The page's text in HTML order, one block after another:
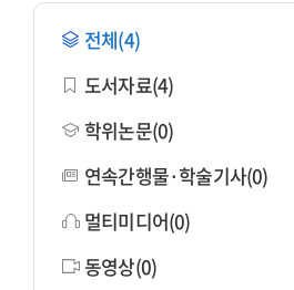
전체(4)
도서자료(4)
학위논문(0)
연속간행물·학술기사(0)
멀티미디어(0)
동영상(0)